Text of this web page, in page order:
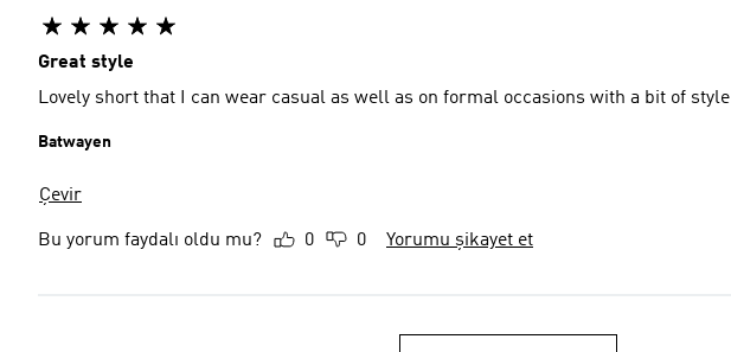
Great style
Lovely short that I can wear casual as well as on formal occasions with a bit of style
Batwayen
Çevir
Bu yorum faydalı oldu mu? 0 0 Yorumu şikayet et